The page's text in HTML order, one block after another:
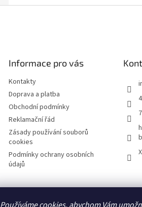
Informace pro vás
Kontakty
Doprava a platba
Obchodní podmínky
Reklamační řád
Zásady používání souborů
cookies
Podmínky ochrany osobních
údajů